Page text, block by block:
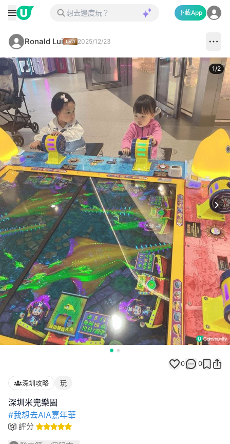
下載App
Ronald Lui 2025/12/23
1/2
0 0
深圳攻略 玩
#我想去AIA嘉年華
評分